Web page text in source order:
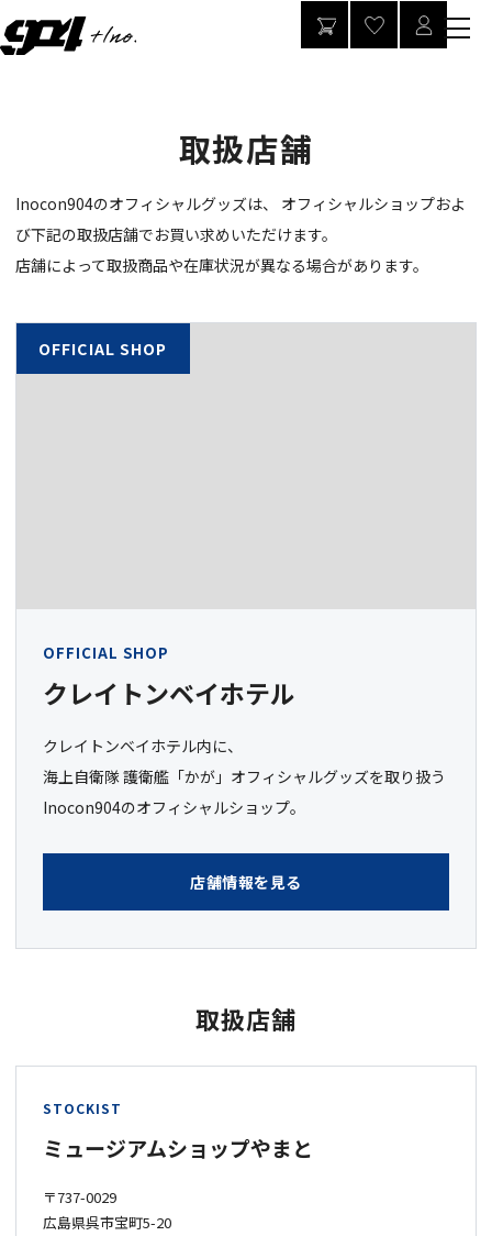
取扱店舗
Inocon904のオフィシャルグッズは、 オフィシャルショップおよ
び下記の取扱店舗でお買い求めいただけます。
店舗によって取扱商品や在庫状況が異なる場合があります。
OFFICIAL SHOP
OFFICIAL SHOP
クレイトンベイホテル
クレイトンベイホテル内に、
海上自衛隊 護衛艦「かが」オフィシャルグッズを取り扱う
Inocon904のオフィシャルショップ。
店舗情報を見る
取扱店舗
STOCKIST
ミュージアムショップやまと
〒737-0029
広島県呉市宝町5-20